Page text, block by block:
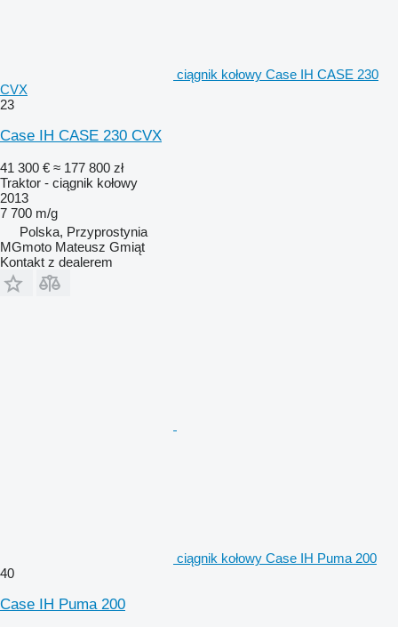
ciągnik kołowy Case IH CASE 230
CVX
23
Case IH CASE 230 CVX
41 300 € ≈ 177 800 zł
Traktor - ciągnik kołowy
2013
7 700 m/g
Polska, Przyprostynia
MGmoto Mateusz Gmiąt
Kontakt z dealerem
ciągnik kołowy Case IH Puma 200
40
Case IH Puma 200